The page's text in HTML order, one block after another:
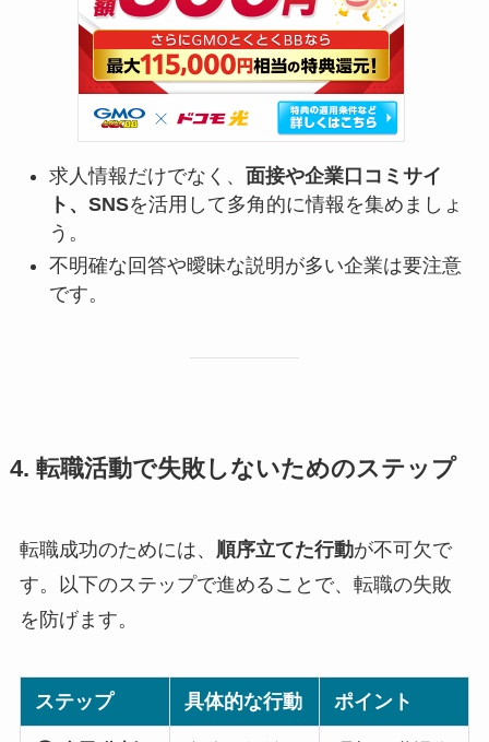
求人情報だけでなく、 面接や企業口コミサイ
ト、SNSを活用して多角的に情報を集めましょ
う。
不明確な回答や曖昧な説明が多い企業は要注意
です。
4. 転職活動で失敗しないためのステップ
転職成功のためには、 順序立てた行動が不可欠で
す。以下のステップで進めることで、転職の失敗
を防げます。
ステップ 具体的な行動 ポイント